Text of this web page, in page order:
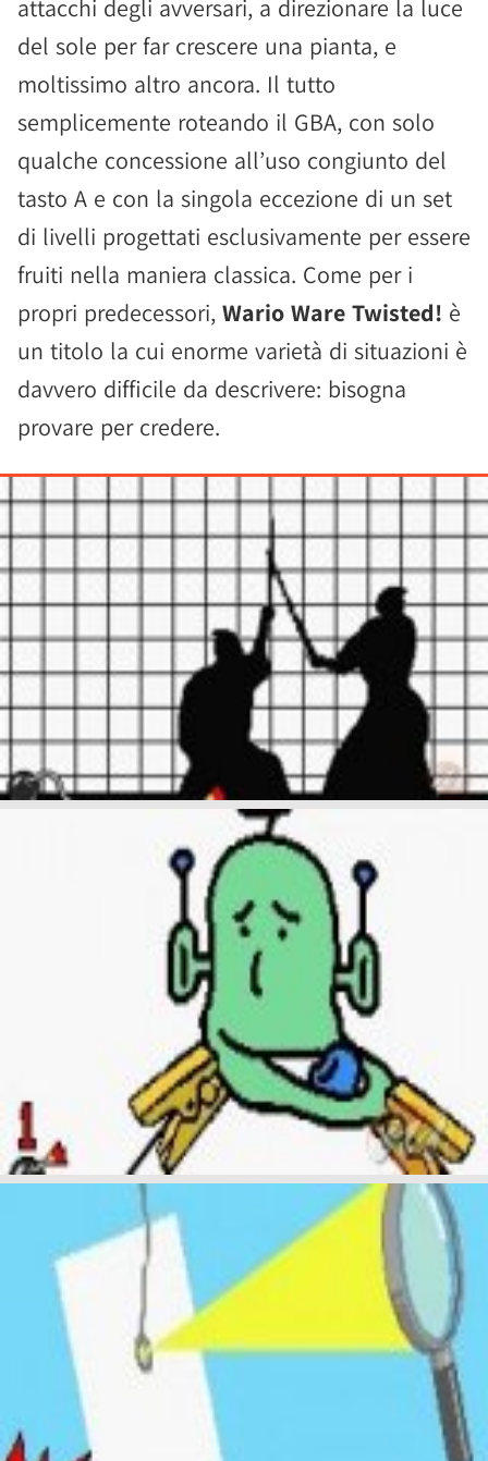
attacchi degli avversari, a direzionare la luce
del sole per far crescere una pianta, e
moltissimo altro ancora. Il tutto
semplicemente roteando il GBA, con solo
qualche concessione all’uso congiunto del
tasto A e con la singola eccezione di un set
di livelli progettati esclusivamente per essere
fruiti nella maniera classica. Come per i
propri predecessori, Wario Ware Twisted! è
un titolo la cui enorme varietà di situazioni è
davvero difficile da descrivere: bisogna
provare per credere.